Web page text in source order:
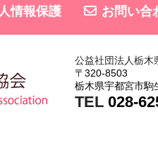
情報保護 お問い合
公益社団法人栃
〒320-8503
栃木県宇都宮市
TEL 028-